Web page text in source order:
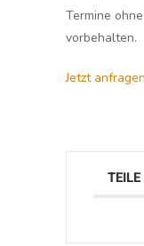
Termine
vorbehalten.
Jetzt anfragen